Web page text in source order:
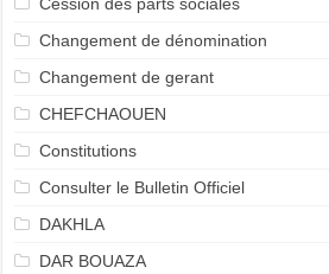
Changement de dénomination
Changement de gerant
CHEFCHAOUEN
Constitutions
Consulter le Bulletin Officiel
DAKHLA
DAR BOUAZA